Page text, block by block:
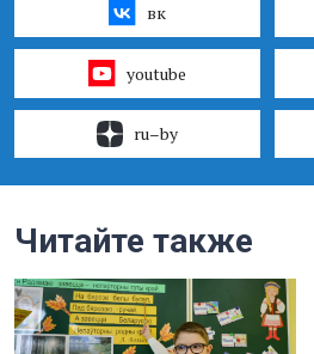
вк
youtube
ru–by
Читайте также